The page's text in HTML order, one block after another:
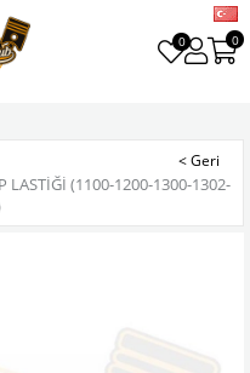
0 0
LASTIĞI (1100-1200-1300-1302-